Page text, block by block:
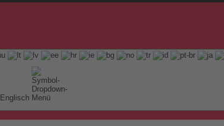
Englisch